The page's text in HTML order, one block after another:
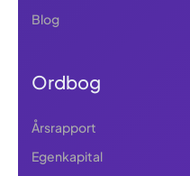
Blog
Ordbog
Årsrapport
Egenkapital